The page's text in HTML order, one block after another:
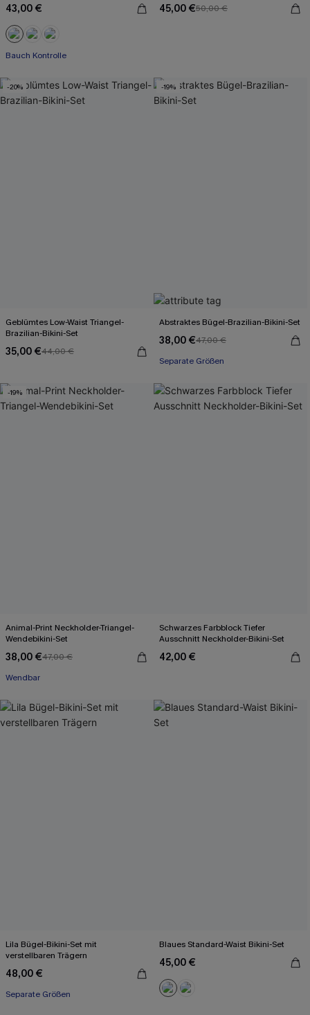
43,00 €
Bauch Kontrolle
45,00 €50,00 €
-20%
Geblümtes Low-Waist Triangel-
Brazilian-Bikini-Set
35,00 €44,00 €
-19%
Abstraktes Bügel-Brazilian-Bikini-Set
38,00 €47,00 €
Separate Größen
-19%
Animal-Print Neckholder-Triangel-
Wendebikini-Set
38,00 €47,00 €
Wendbar
Schwarzes Farbblock Tiefer
Ausschnitt Neckholder-Bikini-Set
42,00 €
Lila Bügel-Bikini-Set mit
verstellbaren Trägern
48,00 €
Separate Größen
Blaues Standard-Waist Bikini-Set
45,00 €